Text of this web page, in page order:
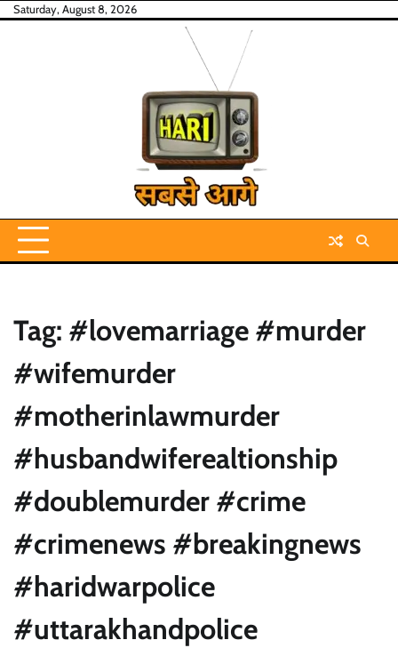
SkipSaturday, August 8, 2026
Tag: #lovemarriage #murder
#wifemurder
#motherinlawmurder
#husbandwiferealtionship
#doublemurder #crime
#crimenews #breakingnews
#haridwarpolice
#uttarakhandpolice